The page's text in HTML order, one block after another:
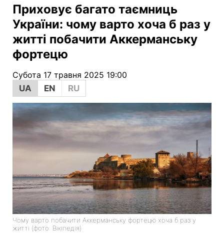
Приховує багато таємниць
України: чому варто хоча б раз у
житті побачити Аккерманську
фортецю
Субота 17 травня 2025 19:00
UA
EN RU
Чому варто побачити Аккерманську фортецю хоча б раз у
житті (фото: Вікіпедія)